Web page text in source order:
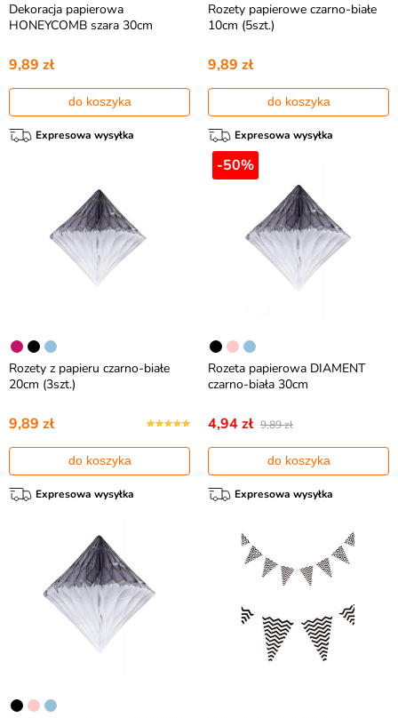
Dekoracja papierowa
HONEYCOMB szara 30cm
9,89 zł
do koszyka
Expresowa wysyłka
Rozety papierowe czarno-białe
10cm (5szt.)
9,89 zł
do koszyka
Expresowa wysyłka
Rozety z papieru czarno-białe
20cm (3szt.)
9,89 zł
do koszyka
Expresowa wysyłka
-50%
Rozeta papierowa DIAMENT
czarno-biała 30cm
4,94 zł 9,89 zł
do koszyka
Expresowa wysyłka